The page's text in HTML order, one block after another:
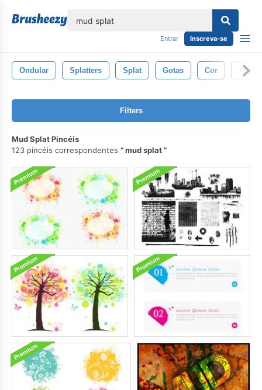
Entrar Inscreva-se
Ondular Splatters Splat Gotas Cor
Filters
Mud Splat Pincéis
123 pincéis correspondentes
mud splat